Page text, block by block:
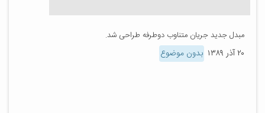
مبدل جدید جریان متناوب دوطرفه طراحی شد.
۲۰ آذر ۱۳۸۹ بدون موضوع